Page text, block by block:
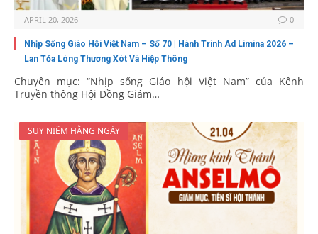
APRIL 20, 2026 0
Nhịp Sống Giáo Hội Việt Nam – Số 70 | Hành Trình Ad Limina 2026 –
Lan Tỏa Lòng Thương Xót Và Hiệp Thông
Chuyên mục: “Nhịp sống Giáo hội Việt Nam” của Kênh
Truyền thông Hội Đồng Giám…
SUY NIỆM HẰNG NGÀY